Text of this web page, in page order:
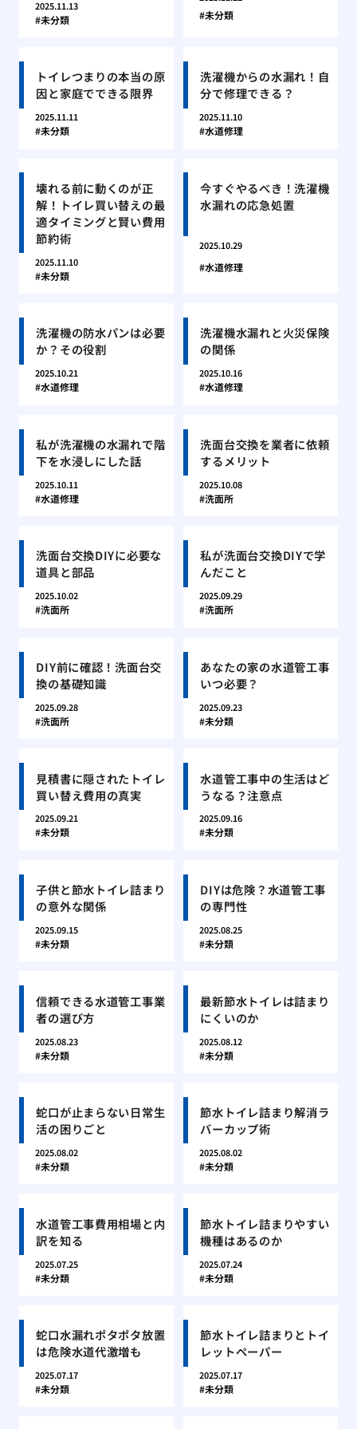
2025.11.13
未分類 未分類
トイレつまりの本当の原
因と家庭でできる限界
2025.11.11
未分類
洗濯機からの水漏れ！自
分で修理できる？
2025.11.10
水道修理
壊れる前に動くのが正
解！トイレ買い替えの最
適タイミングと賢い費用
節約術
2025.11.10
未分類
今すぐやるべき！洗濯機
水漏れの応急処置
2025.10.29
水道修理
洗濯機の防水パンは必要
か？その役割
2025.10.21
水道修理
洗濯機水漏れと火災保険
の関係
2025.10.16
水道修理
私が洗濯機の水漏れで階
下を水浸しにした話
2025.10.11
水道修理
洗面台交換を業者に依頼
するメリット
2025.10.08
洗面所
洗面台交換DIYに必要な
道具と部品
2025.10.02
洗面所
私が洗面台交換DIYで学
んだこと
2025.09.29
洗面所
DIY前に確認！洗面台交
換の基礎知識
2025.09.28
洗面所
あなたの家の水道管工事
いつ必要？
2025.09.23
未分類
見積書に隠されたトイレ
買い替え費用の真実
2025.09.21
未分類
水道管工事中の生活はど
うなる？注意点
2025.09.16
未分類
子供と節水トイレ詰まり
の意外な関係
2025.09.15
未分類
DIYは危険？水道管工事
の専門性
2025.08.25
未分類
信頼できる水道管工事業
者の選び方
2025.08.23
未分類
最新節水トイレは詰まり
にくいのか
2025.08.12
未分類
蛇口が止まらない日常生
活の困りごと
2025.08.02
未分類
節水トイレ詰まり解消ラ
バーカップ術
2025.08.02
未分類
水道管工事費用相場と内
訳を知る
2025.07.25
未分類
節水トイレ詰まりやすい
機種はあるのか
2025.07.24
未分類
蛇口水漏れポタポタ放置
は危険水道代激増も
2025.07.17
未分類
節水トイレ詰まりとトイ
レットペーパー
2025.07.17
未分類